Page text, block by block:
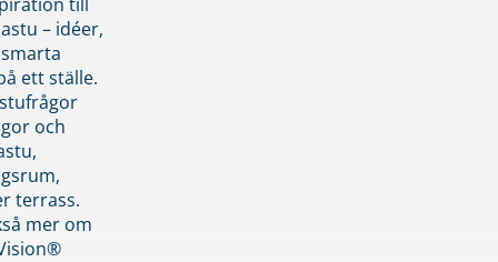
– idéer,
ett ställe.
och
terrass.
mer om